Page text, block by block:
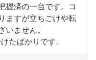
握済の一台です。コ
ますが立ちごけや転
いません。
たばかりです。